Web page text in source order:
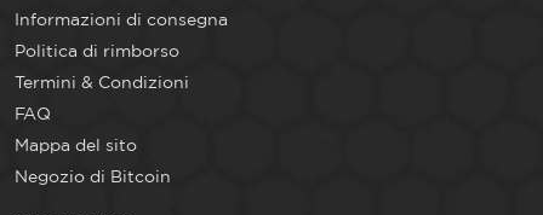
Informazioni di consegna
Politica di rimborso
Termini & Condizioni
FAQ
Mappa del sito
Negozio di Bitcoin